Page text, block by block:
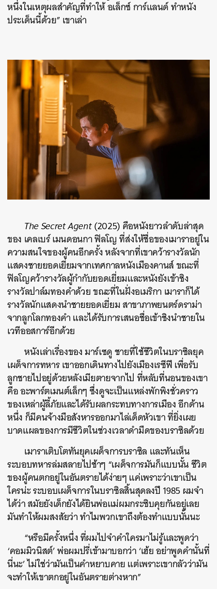
หนึ่งในเหตุผลสำคัญที่ทำให้ อเล็กซ์​ การ์แลนด์ ทำหนัง
ประเด็นนี้ด้วย” เขาเล่า
The Secret Agent(2025) คือหนังยาวลำดับล่าสุด
ของ เคลเบร์ เมนดอนกา ฟิลโญ ที่ส่งให้ชื่อของเมาราอยู่ใน
ความสนใจของผู้คนอีกครั้ง หลังจากที่เขาคว้ารางวัลนัก
แสดงชายยอดเยี่ยมจากเทศกาลหนังเมืองคานส์ ขณะที่
ฟิลโญคว้ารางวัลผู้กำกับยอดเยี่ยมและหนังยังเข้าชิง
รางวัลปาล์มทองคำด้วย ขณะที่ในฝั่งอเมริกา เมาราก็ได้
รางวัลนักแสดงนำชายยอดเยี่ยม สาขาภาพยนตร์ดราม่า
จากลูกโลกทองคำ และได้รับการเสนอชื่อเข้าชิงนำชายใน
เวทีออสการ์อีกด้วย
หนังเล่าเรื่องของ มาร์เซดู ชายที่ใช้ชีวิตในบราซิลยุค
เผด็จการทหาร เขาออกเดินทางไปยังเมืองเรซีฟี เพื่อรับ
ลูกชายไปอยู่ด้วยหลังเมียตายจากไป ที่หลับที่นอนของเขา
คือ อะพาร์ตเมนต์เล็กๆ ซึ่งดูจะเป็นแหล่งพักพิงชั่วคราว
ของเหล่าผู้ลี้ภัยและได้รับผลกระทบทางการเมือง อีกด้าน
หนึ่ง ก็มีคนจ้างมือสังหารออกมาไล่เด็ดหัวเขา ที่ยิ่งเผย
บาดแผลของการมีชีวิตในช่วงเวลาดำมืดของบราซิลด้วย
เมาราเติบโตทันยุคเผด็จการบราซิล และทันเห็น
ระบอบทหารล่มสลายไปช้าๆ “เผด็จการมันก็แบบนั้น ชีวิต
ของผู้คนตกอยู่ในอันตรายได้ง่ายๆ แค่เพราะว่าเขาเป็น
ใครน่ะ ระบอบเผด็จการในบราซิลสิ้นสุดลงปี 1985 ผมจำ
ได้ว่า สมัยยังเด็กยังได้ยินพ่อแม่ผมกระซิบคุยกันอยู่เลย
มันทำให้ผมสงสัยว่า ทำไมพวกเขาถึงต้องทำแบบนั้นนะ
“หรือมีครั้งหนึ่ง ที่ผมไปจำคำใครมาไม่รู้และพูดว่า
‘คอมมิวนิสต์’ พ่อผมปรี่เข้ามาบอกว่า ‘เฮ้ย อย่าพูดคำนั้นที่
นี่นะ’ ไม่ใช่ว่ามันเป็นคำหยาบคาย แต่เพราะเขากลัวว่ามัน
จะทำให้เขาตกอยู่ในอันตรายต่างหาก”